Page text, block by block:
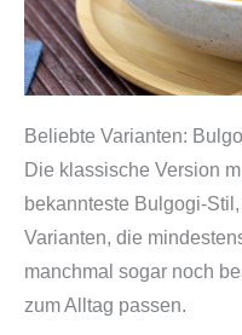
Beliebte Varianten:
Die klassische Version
bekannteste Bulgogi-
Varianten, die
manchmal sogar noch
zum Alltag passen.